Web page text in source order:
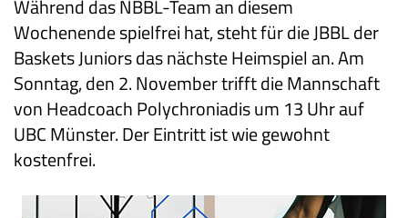
Während das NBBL-Team an diesem
Wochenende spielfrei hat, steht für die JBBL der
Baskets Juniors das nächste Heimspiel an. Am
Sonntag, den 2. November trifft die Mannschaft
von Headcoach Polychroniadis um 13 Uhr auf
UBC Münster. Der Eintritt ist wie gewohnt
kostenfrei.